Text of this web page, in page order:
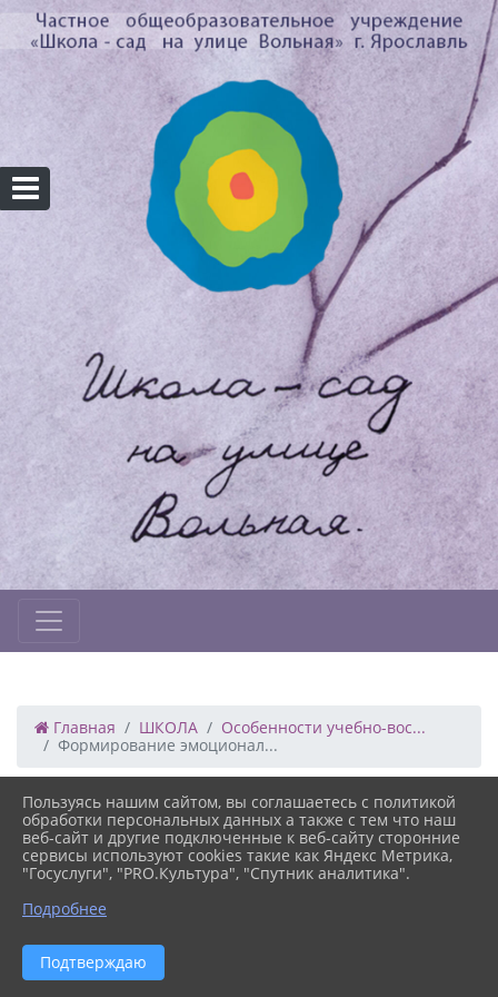
Главная ШКОЛА
Особенности учебно-вос...
Формирование эмоционал...
15.03.2021 08:17 258
ФОРМИРОВАНИЕ ЭМОЦИОНАЛЬНО-
ОБРАЗНОЙ И ЧУВСТВЕННОЙ СФЕР ЛИЧНОСТИ
УЧАЩИХСЯ
Пользуясь нашим сайтом, вы соглашаетесь с политикой
обработки персональных данных а также с тем что наш
веб-сайт и другие подключенные к веб-сайту сторонние
сервисы используют cookies такие как Яндекс Метрика,
"Госуслуги", "PRO.Культура", "Спутник аналитика".
Подробнее
Подтверждаю